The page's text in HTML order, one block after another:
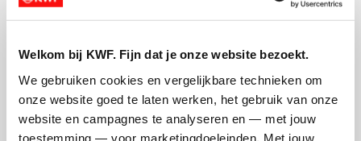
Welkom bij KWF. Fijn dat je onze website bezoekt.
We gebruiken cookies en vergelijkbare technieken om
onze website goed te laten werken, het gebruik van onze
website en campagnes te analyseren en — met jouw
toestemming — voor marketingdoeleinden. Met jouw